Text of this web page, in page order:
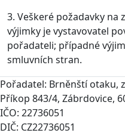
3. Veškeré požadavky na
výjimky je vystavovatel
pořadateli; případné
smluvních stran.
Pořadatel: Brněnští otaku,
Příkop 843/4, Zábrdovice,
IČO: 22736051
DIČ: CZ22736051